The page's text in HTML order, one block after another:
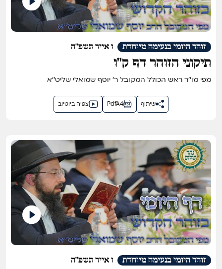
ו אייר תשפ"ה זוהר היומי בנעימה מיוחדת
תיקוני הזוהר דף ק''ו
מפי מו''ר ראש הכולל המקובל ר' יוסף שמואלי שליט''א
צפיה ביוטיוב PdfA4 שיתוף
ו אייר תשפ"ה זוהר היומי בנעימה מיוחדת